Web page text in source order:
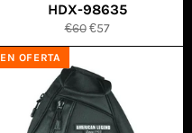
HDX-98635
Precio
habitual
€60 Precio
de
€57
EN OFERTA